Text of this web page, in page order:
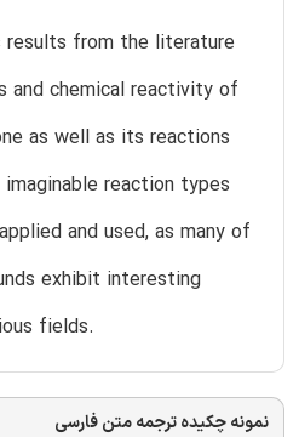
results from the literature
and chemical reactivity of
as well as its reactions
reaction types
and used, as many of
exhibit interesting
fields.
نمونه چکیده ترجمه متن فارسی